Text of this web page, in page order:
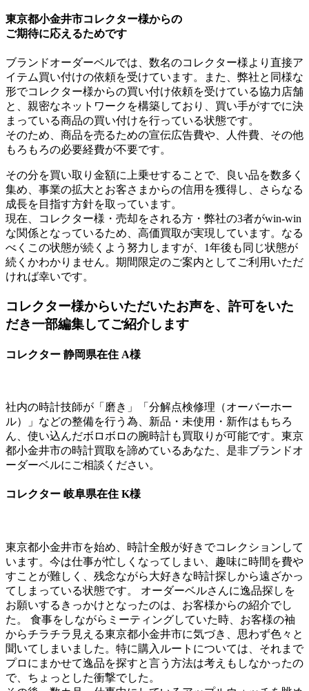
東京都小金井市コレクター様からの
ご期待に応えるためです
ブランドオーダーベルでは、数名のコレクター様より直接ア
イテム買い付けの依頼を受けています。また、弊社と同様な
形でコレクター様からの買い付け依頼を受けている協力店舗
と、親密なネットワークを構築しており、買い手がすでに決
まっている商品の買い付けを行っている状態です。
そのため、商品を売るための宣伝広告費や、人件費、その他
もろもろの必要経費が不要です。
その分を買い取り金額に上乗せすることで、良い品を数多く
集め、事業の拡大とお客さまからの信用を獲得し、さらなる
成長を目指す方針を取っています。
現在、コレクター様・売却をされる方・弊社の3者がwin-win
な関係となっているため、高価買取が実現しています。なる
べくこの状態が続くよう努力しますが、1年後も同じ状態が
続くかわかりません。期間限定のご案内としてご利用いただ
ければ幸いです。
コレクター様からいただいたお声を、許可をいた
だき一部編集してご紹介します
コレクター 静岡県在住 A様
社内の時計技師が「磨き」「分解点検修理（オーバーホー
ル）」などの整備を行う為、新品・未使用・新作はもちろ
ん、使い込んだボロボロの腕時計も買取りが可能です。東京
都小金井市の時計買取を諦めているあなた、是非ブランドオ
ーダーベルにご相談ください。
コレクター 岐阜県在住 K様
東京都小金井市を始め、時計全般が好きでコレクションして
います。今は仕事が忙しくなってしまい、趣味に時間を費や
すことが難しく、残念ながら大好きな時計探しから遠ざかっ
てしまっている状態です。 オーダーベルさんに逸品探しを
お願いするきっかけとなったのは、お客様からの紹介でし
た。 食事をしながらミーティングしていた時、お客様の袖
からチラチラ見える東京都小金井市に気づき、思わず色々と
聞いてしまいました。特に購入ルートについては、それまで
プロにまかせて逸品を探すと言う方法は考えもしなかったの
で、ちょっとした衝撃でした。